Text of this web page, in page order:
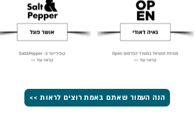
הנה העמוד שאתם באמת רוצים לראות >>